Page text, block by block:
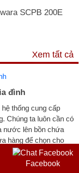
Facebook
SCPB 200E
Xem tất cả
đình
thống cung cấp
Chúng ta luôn cần có
nước lên bồn chứa
hàng để chọn cho